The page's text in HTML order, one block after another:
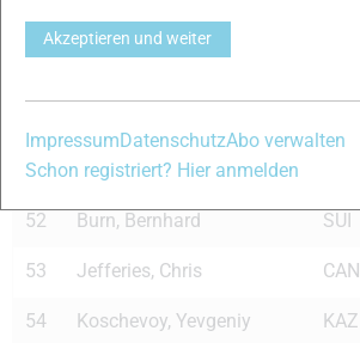
48 Kreczmer, Maciej
51 Komamura, Shunsuke
52 Burn, Bernhard SUI
53 Jefferies, Chris CAN
54 Koschevoy, Yevgeniy KAZ
Akzeptieren und weiter
Impressum DatenschutzAbo verwalten
Schon registriert? Hier anmelden